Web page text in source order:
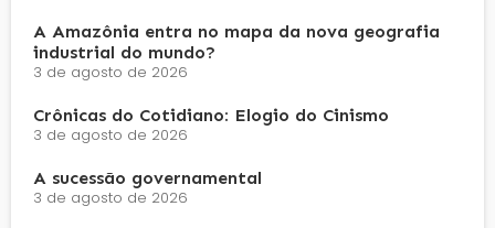
A Amazônia entra no mapa da nova geografia
industrial do mundo?
3 de agosto de 2026
Crônicas do Cotidiano: Elogio do Cinismo
3 de agosto de 2026
A sucessão governamental
3 de agosto de 2026